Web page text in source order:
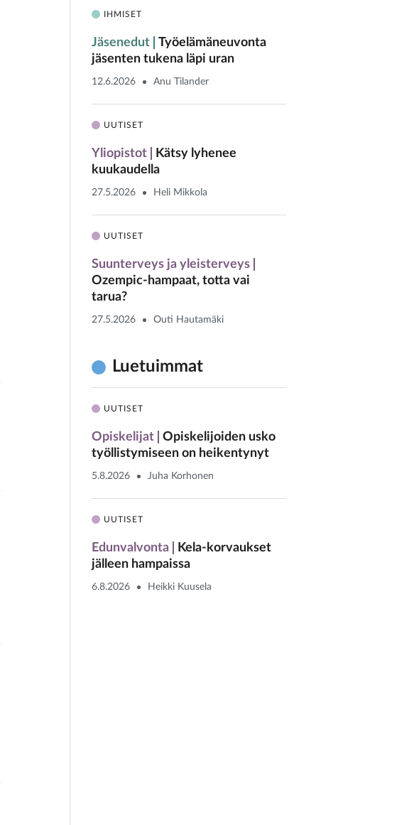
IHMISET
Jäsenedut
Työelämäneuvonta
jäsenten tukena läpi uran
12.6.2026 Anu Tilander
UUTISET
Yliopistot
Kätsy lyhenee
kuukaudella
27.5.2026 Heli Mikkola
UUTISET
Suunterveys ja yleisterveys
Ozempic-hampaat, totta vai
tarua?
27.5.2026 Outi Hautamäki
Luetuimmat
UUTISET
Opiskelijat
Opiskelijoiden usko
työllistymiseen on heikentynyt
5.8.2026 Juha Korhonen
UUTISET
Edunvalvonta
Kela-korvaukset
jälleen hampaissa
6.8.2026 Heikki Kuusela